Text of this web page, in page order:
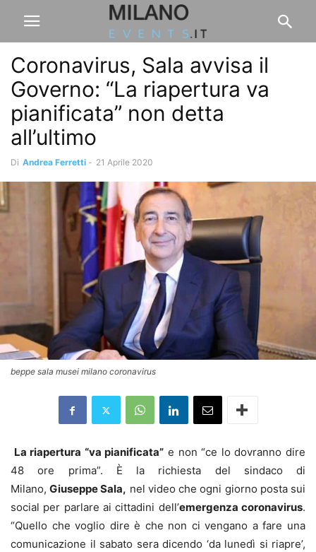
Coronavirus, Sala avvisa il
Governo: “La riapertura va
pianificata” non detta
all’ultimo
Di Andrea Ferretti - 21 Aprile 2020
beppe sala musei milano coronavirus
La riapertura “va pianificata” e non “ce lo dovranno dire
48 ore prima”. È la richiesta del sindaco di
Milano,Giuseppe Sala, nel video che ogni giorno posta sui
social per parlare ai cittadini dell’emergenza coronavirus.
“Quello che voglio dire è che non ci vengano a fare una
comunicazione il sabato sera dicendo ‘da lunedì si riapre’,